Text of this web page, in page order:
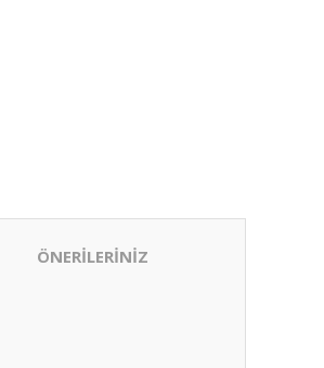
ÖNERİLERİNİZ